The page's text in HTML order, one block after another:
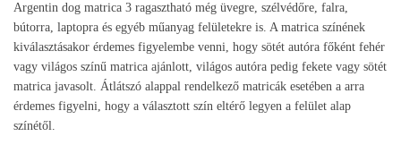
Argentin dog matrica 3 ragasztható még üvegre, szélvédőre, falra,
bútorra, laptopra és egyéb műanyag felületekre is. A matrica színének
kiválasztásakor érdemes figyelembe venni, hogy sötét autóra főként fehér
vagy világos színű matrica ajánlott, világos autóra pedig fekete vagy sötét
matrica javasolt. Átlátszó alappal rendelkező matricák esetében a arra
érdemes figyelni, hogy a választott szín eltérő legyen a felület alap
színétől.